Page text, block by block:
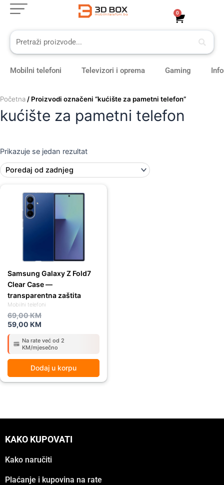
Skip
content
0
Cart
Mobilni telefoni Televizori i oprema Gaming
Početna / Proizvodi označeni “kućište za pametni telefon”
kućište za pametni telefon
Prikazuje se jedan rezultat
Mobilni telefoni
Samsung Galaxy Z Fold7
Clear Case —
transparentna zaštita
69,00KM
69,00 KM.
59,00 KM
59,00 KM.
Na rate već od 2
KM/mjesečno
Dodaj u korpu
KAKO KUPOVATI
Kako naručiti
Plaćanje i kupovina na rate